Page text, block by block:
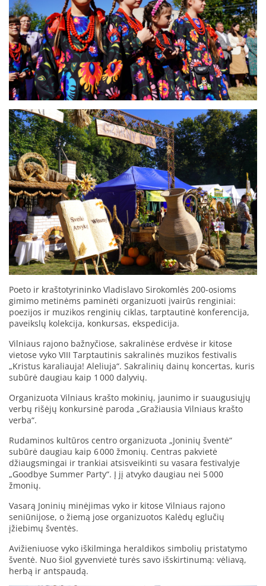
Poeto ir kraštotyrininko Vladislavo Sirokomlės 200-osioms
gimimo metinėms paminėti organizuoti įvairūs renginiai:
poezijos ir muzikos renginių ciklas, tarptautinė konferencija,
paveikslų kolekcija, konkursas, ekspedicija.
Vilniaus rajono bažnyčiose, sakralinėse erdvėse ir kitose
vietose vyko VIII Tarptautinis sakralinės muzikos festivalis
„Kristus karaliauja! Aleliuja“. Sakralinių dainų koncertas, kuris
subūrė daugiau kaip 1 000 dalyvių.
Organizuota Vilniaus krašto mokinių, jaunimo ir suaugusiųjų
verbų rišėjų konkursinė paroda „Gražiausia Vilniaus krašto
verba“.
Rudaminos kultūros centro organizuota „Joninių šventė“
subūrė daugiau kaip 6 000 žmonių. Centras pakvietė
džiaugsmingai ir trankiai atsisveikinti su vasara festivalyje
„Goodbye Summer Party“. Į jį atvyko daugiau nei 5 000
žmonių.
Vasarą Joninių minėjimas vyko ir kitose Vilniaus rajono
seniūnijose, o žiemą jose organizuotos Kalėdų eglučių
įžiebimų šventės.
Avižieniuose vyko iškilminga heraldikos simbolių pristatymo
šventė. Nuo šiol gyvenvietė turės savo išskirtinumą: vėliavą,
herbą ir antspaudą.